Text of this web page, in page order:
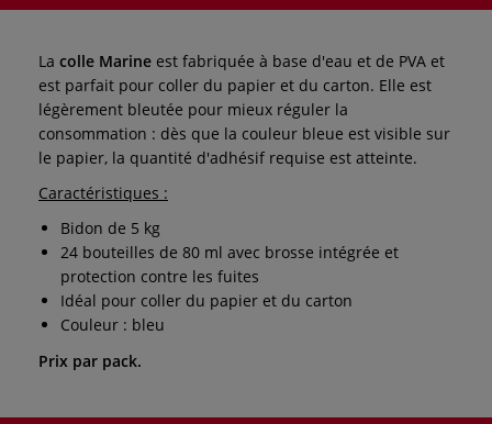
La colle Marine est fabriquée à base d'eau et de PVA et
est parfait pour coller du papier et du carton. Elle est
légèrement bleutée pour mieux réguler la
consommation : dès que la couleur bleue est visible sur
le papier, la quantité d'adhésif requise est atteinte.
Caractéristiques :
Bidon de 5 kg
24 bouteilles de 80 ml avec brosse intégrée et
protection contre les fuites
Idéal pour coller du papier et du carton
Couleur : bleu
Prix par pack.